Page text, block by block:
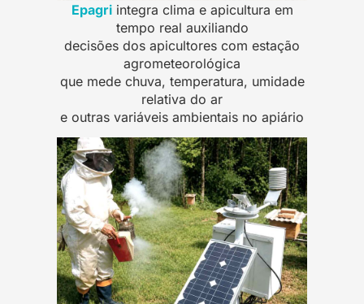
Epagriintegra clima e apicultura em
tempo real auxiliando
decisões dos apicultores com estação
agrometeorológica
que mede chuva, temperatura, umidade
relativa do ar
e outras variáveis ambientais no apiário